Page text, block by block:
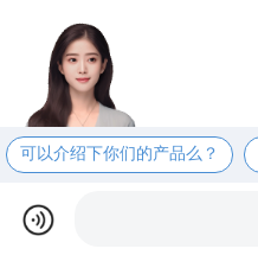
可以介绍下你们的产品么？